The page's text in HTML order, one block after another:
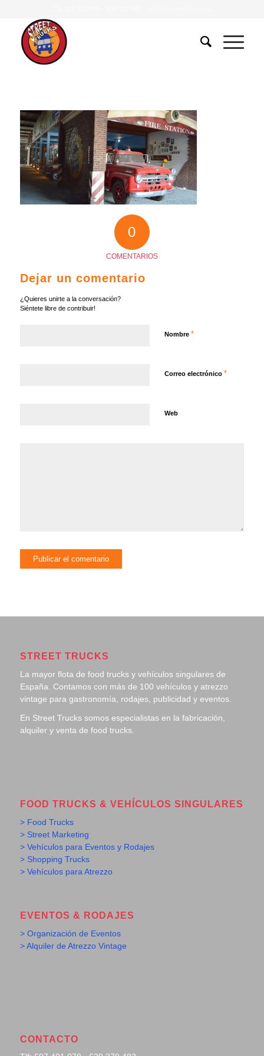
0
COMENTARIOS
Dejar un comentario
¿Quieres unirte a la conversación?
Siéntete libre de contribuir!
Nombre *
Correo electrónico *
Web
STREET TRUCKS
La mayor flota de food trucks y vehículos singulares de
España. Contamos con más de 100 vehículos y atrezzo
vintage para gastronomía, rodajes, publicidad y eventos.
En Street Trucks somos especialistas en la fabricación,
alquiler y venta de food trucks.
FOOD TRUCKS & VEHÍCULOS SINGULARES
> Food Trucks
> Street Marketing
> Vehículos para Eventos y Rodajes
> Shopping Trucks
> Vehículos para Atrezzo
EVENTOS & RODAJES
> Organización de Eventos
> Alquiler de Atrezzo Vintage
CONTACTO